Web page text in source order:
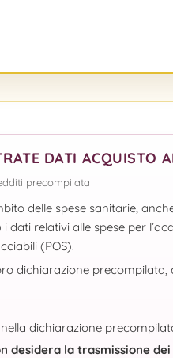
DATI ACQUISTO
precompilata
delle spese sanitarie,
dati relativi alle spese per
(POS).
dichiarazione precompilata,
nella dichiarazione
desidera la trasmissione